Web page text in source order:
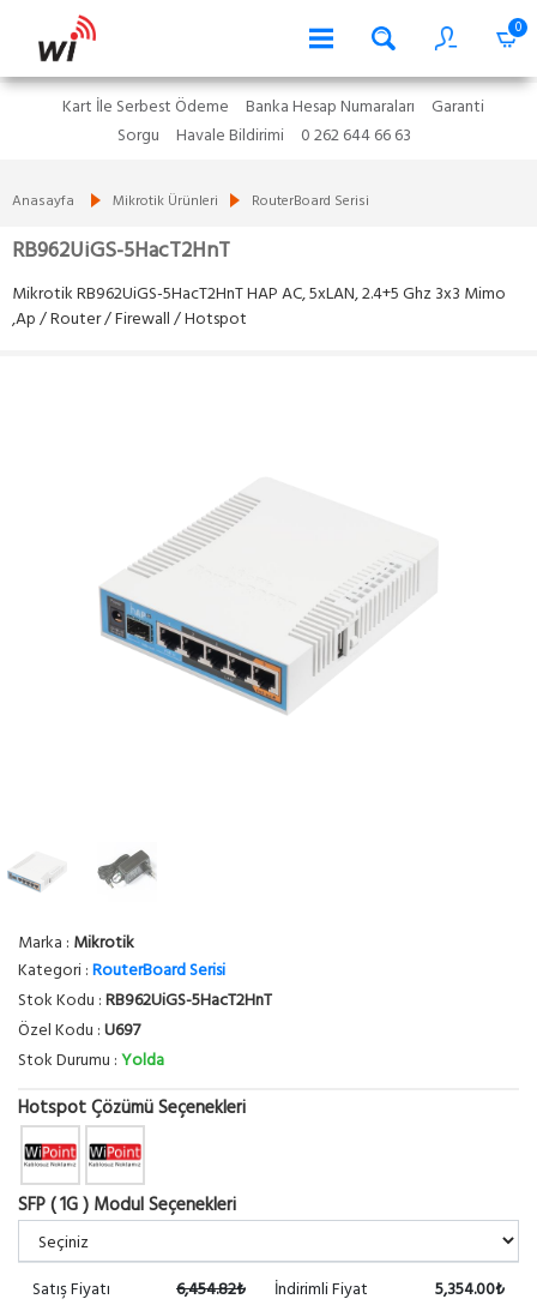
0
Kart İle Serbest Ödeme Banka Hesap Numaraları
Garanti
Sorgu
Havale Bildirimi 0 262 644 66 63
Anasayfa Mikrotik Ürünleri RouterBoard Serisi
RB962UiGS-5HacT2HnT
Mikrotik RB962UiGS-5HacT2HnT HAP AC, 5xLAN, 2.4+5 Ghz 3x3 Mimo
,Ap / Router / Firewall / Hotspot
Marka : Mikrotik
Kategori :RouterBoard Serisi
Stok Kodu :RB962UiGS-5HacT2HnT
Özel Kodu :U697
Stok Durumu :Yolda
Hotspot Çözümü Seçenekleri
SFP ( 1G ) Modul Seçenekleri
Satış Fiyatı 6,454.82₺ İndirimli Fiyat 5,354.00₺